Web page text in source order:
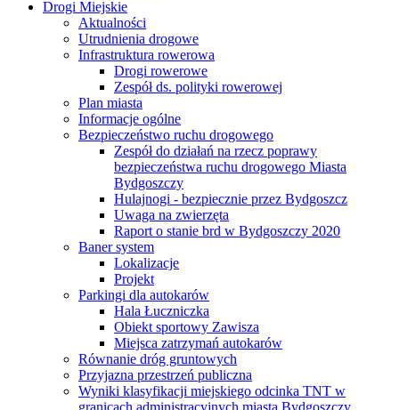
Drogi Miejskie
Aktualności
Utrudnienia drogowe
Infrastruktura rowerowa
Drogi rowerowe
Zespół ds. polityki rowerowej
Plan miasta
Informacje ogólne
Bezpieczeństwo ruchu drogowego
Zespół do działań na rzecz poprawy
bezpieczeństwa ruchu drogowego Miasta
Bydgoszczy
Hulajnogi - bezpiecznie przez Bydgoszcz
Uwaga na zwierzęta
Raport o stanie brd w Bydgoszczy 2020
Baner system
Lokalizacje
Projekt
Parkingi dla autokarów
Hala Łuczniczka
Obiekt sportowy Zawisza
Miejsca zatrzymań autokarów
Równanie dróg gruntowych
Przyjazna przestrzeń publiczna
Wyniki klasyfikacji miejskiego odcinka TNT w
granicach administracyjnych miasta Bydgoszczy